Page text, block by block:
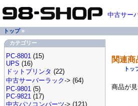
関連商
トッ
商品が
中古サー
トップ»
カテゴリー
PC-8801 (15)
UPS (16)
ドットプリンタ (22)
中古サーバーラック-> (64)
PC-9801 (5)
PC-9821 (17)
中古パソコンパーツ-> (121)